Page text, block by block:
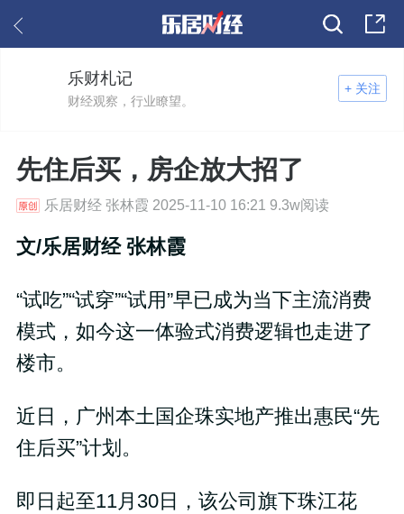
+ 关注
乐财札记
财经观察，行业瞭望。
先住后买，房企放大招了
乐居财经 张林霞 2025-11-10 16:21 9.3w阅读
文/乐居财经 张林霞
“试吃”“试穿”“试用”早已成为当下主流消费
模式，如今这一体验式消费逻辑也走进了
楼市。
近日，广州本土国企珠实地产推出惠民“先
住后买”计划。
即日起至11月30日，该公司旗下珠江花